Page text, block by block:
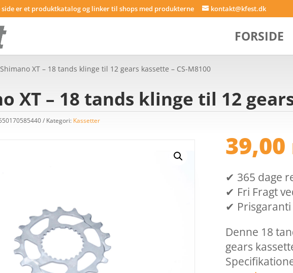
side er et produktkatalog og linker til shops med produkterne kontakt@kfest.dk
FORSIDE
XT – 18 tands klinge til 12 gears kassette – CS-M8100
XT – 18 tands klinge til 12
Kategori: Kassetter
39,00
✔ 365 dage
✔ Fri Fragt
✔ Prisgaranti
Denne 18
gears